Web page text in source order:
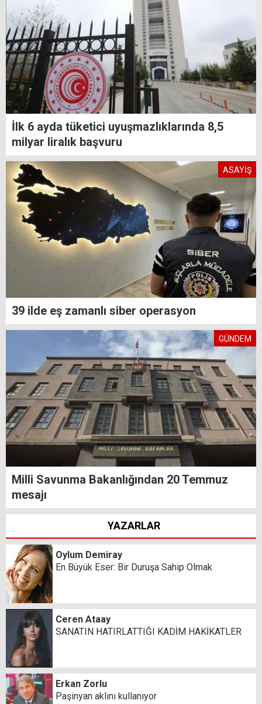
İlk 6 ayda tüketici uyuşmazlıklarında 8,5
milyar liralık başvuru
ASAYİŞ
39 ilde eş zamanlı siber operasyon
GÜNDEM
Milli Savunma Bakanlığından 20 Temmuz
mesajı
YAZARLAR
Oylum Demiray
En Büyük Eser: Bir Duruşa Sahip Olmak
Ceren Ataay
SANATIN HATIRLATTIĞI KADİM HAKİKATLER
Erkan Zorlu
Paşinyan aklını kullanıyor